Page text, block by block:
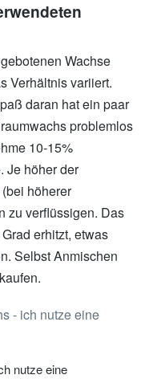
Wachse
Verhältnis variiert.
daran hat ein paar
problemlos
10-15%
Je höher der
höherer
zu verflüssigen. Das
erhitzt, etwas
Selbst Anmischen
nutze eine